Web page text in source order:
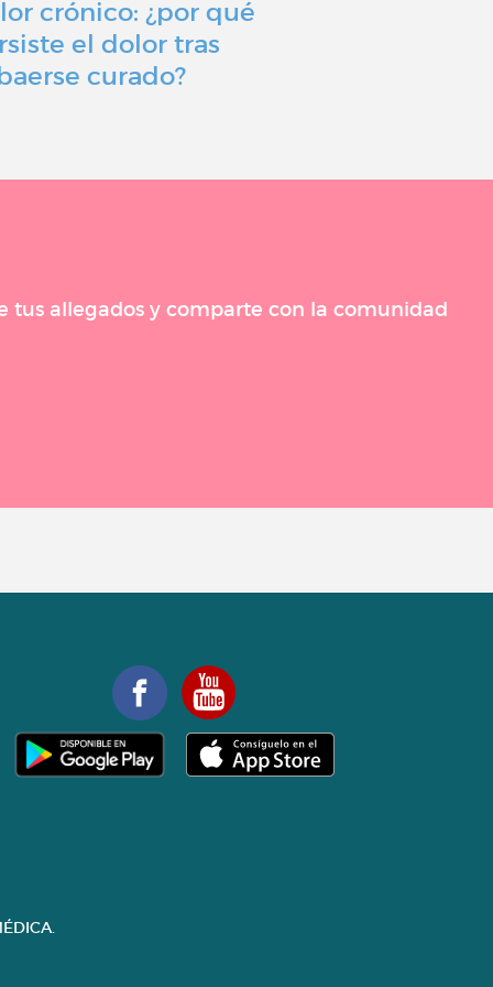
crónico: ¿por qué
el dolor tras
curado?
tus allegados y comparte con la comunidad